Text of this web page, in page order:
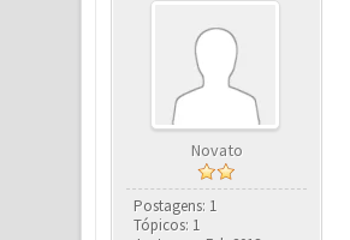
Novato
Postagens: 1
Tópicos: 1